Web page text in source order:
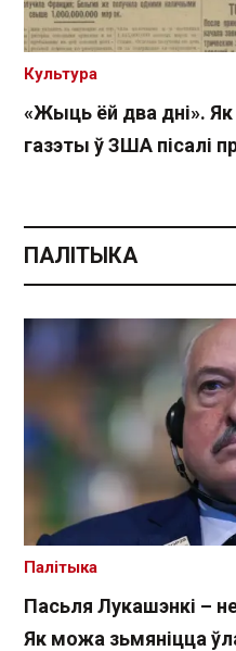
«Жыць ёй два дні». Як
газэты ў ЗША пісалі
Культура
ПАЛІТЫКА
Пасьля Лукашэнкі –
Як можа зьмяніцца
Палітыка